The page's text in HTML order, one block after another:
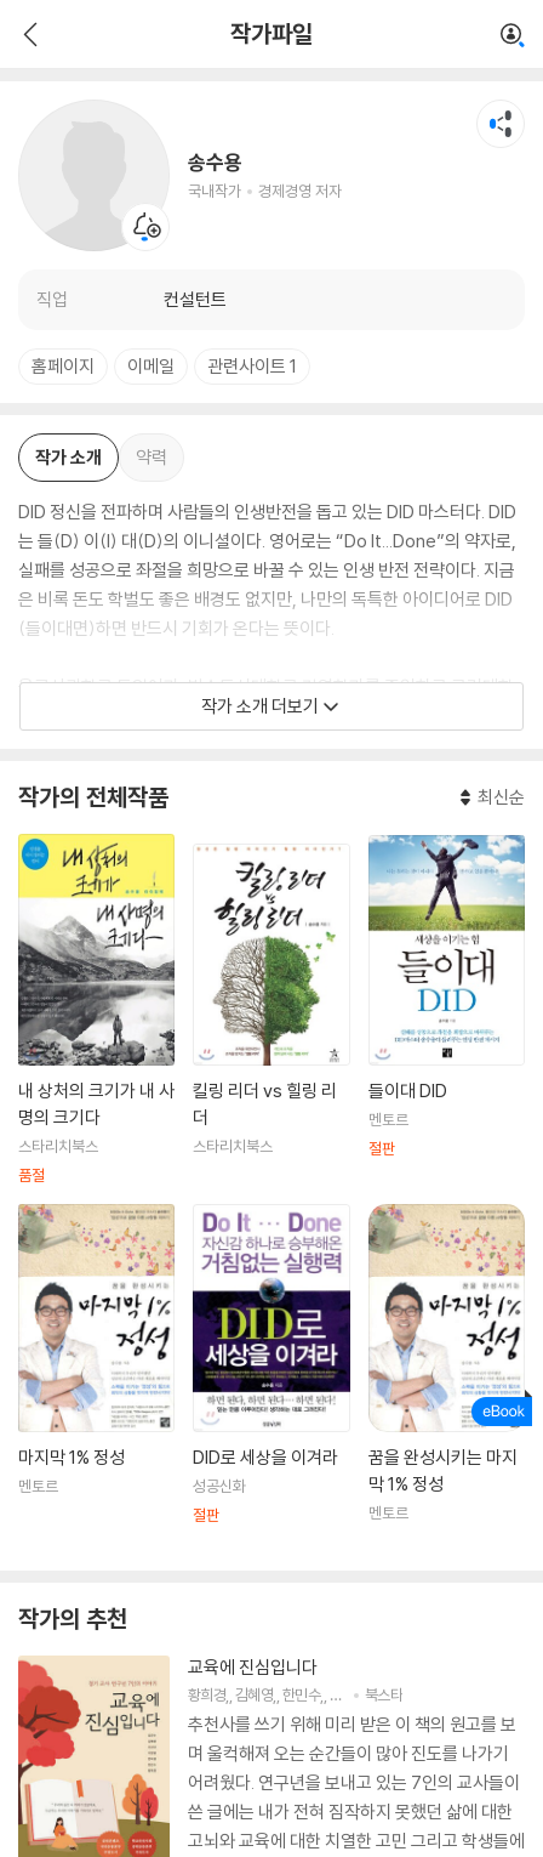
작가파일
송수용
국내작가 경제경영 저자
직업 컨설턴트
경제경영 저자
홈페이지 이메일 관련사이트 1
작가 소개 약력
DID 정신을 전파하며 사람들의 인생반전을 돕고 있는 DID 마스터다. DID
는 들(D) 이(I) 대(D)의 이니셜이다. 영어로는 “Do It...Done”의 약자로,
실패를 성공으로 좌절을 희망으로 바꿀 수 있는 인생 반전 전략이다. 지금
은 비록 돈도 학벌도 좋은 배경도 없지만, 나만의 독특한 아이디어로 DID
(들이대면)하면 반드시 기회가 온다는 뜻이다.
육군사관학교 독일어과, 방송통신대학교 경영학과를 졸업하고 고려대학
교 언론대학원에서 언론학석사(광고홍보전공)를 취득하였으며, 경기대학
사, (주)에코포유 부사장을 역임하면서 독특한 아이디어로 남다른 성과를
쌓았다. 이후 경희대학교 겸임교수를 거쳐 현재는 한국인재인증센터 대표
로 있으면서 다양한 분야의 사람들에게 DID 강연을 하고 있다.
2009년부터 강연을 시작하여 4년간 1,000여 회의 특강을 했을 정도로
동기부여 분야 최고의 명강사로 기업, 정부기관, 사회단체,대학교와 군부
대, 병원에 이르기까지 다양한 곳에서 러브콜이 쇄도하고 있다. 또한 잡코
리아 토크 콘서트 <나꿈소(나의 꿈을 소리치다)>, CBS TV <세상을 바꾸
는 시간, 15분>, 지식 공유 콘퍼런스에도 출연하였다. 특히 EBS 라디오 <
대한민국 성공시대>의 ‘성공 DID’ 코너에는 10개월간 출연해 DID 팬들이
형성되기도 했다.
작가 소개 더보기
작가의 전체작품 최신순
내 상처의 크기가 내 사
명의 크기다
스타리치북스
품절
킬링 리더 vs 힐링 리
더
스타리치북스
들이대 DID
멘토르
절판
마지막 1% 정성
멘토르
DID로 세상을 이겨라
성공신화
절판
꿈을 완성시키는 마지
막 1% 정성
멘토르
작가의 추천
교육에 진심입니다
황희경 김혜영 한민수, 이현영, 이선아
북스타
추천사를 쓰기 위해 미리 받은 이 책의 원고를 보
며 울컥해져 오는 순간들이 많아 진도를 나가기
어려웠다. 연구년을 보내고 있는 7인의 교사들이
쓴 글에는 내가 전혀 짐작하지 못했던 삶에 대한
고뇌와 교육에 대한 치열한 고민 그리고 학생들에